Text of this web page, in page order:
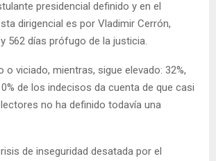
presidencial definido y en el
dirigencial es por Vladimir Cerrón,
562 días prófugo de la justicia.
o viciado, mientras, sigue elevado: 32%,
de los indecisos da cuenta de que casi
no ha definido todavía una
de inseguridad desatada por el